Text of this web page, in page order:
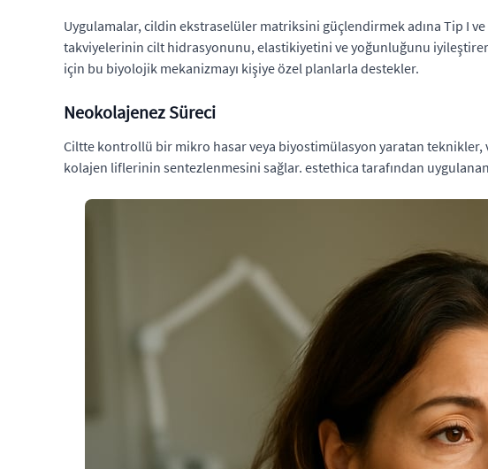
Uygulamalar, cildin ekstraselüler matriksini güçlendirmek adına Tip I
takviyelerinin cilt hidrasyonunu, elastikiyetini ve yoğunluğunu
için bu biyolojik mekanizmayı kişiye özel planlarla destekler.
Neokolajenez Süreci
Ciltte kontrollü bir mikro hasar veya biyostimülasyon yaratan teknikler,
kolajen liflerinin sentezlenmesini sağlar. estethica tarafından